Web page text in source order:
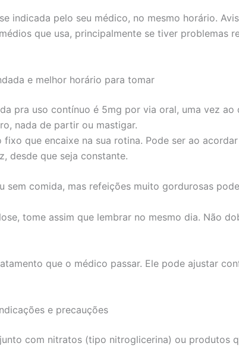
indicada pelo seu médico, no mesmo horário.
que usa, principalmente se tiver problemas
e melhor horário para tomar
pra uso contínuo é 5mg por via oral, uma vez ao
nada de partir ou mastigar.
fixo que encaixe na sua rotina. Pode ser ao
desde que seja constante.
sem comida, mas refeições muito gordurosas
tome assim que lembrar no mesmo dia. Não
que o médico passar. Ele pode ajustar
e precauções
com nitratos (tipo nitroglicerina) ou produtos